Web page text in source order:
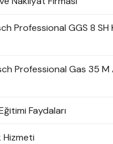
Professional GGS 8 SH
Professional Gas 35 M
Faydaları
Hizmeti